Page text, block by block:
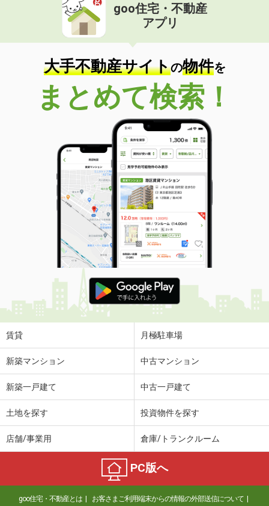
goo住宅・不動産
アプリ
大手不動産サイトの物件を
まとめて検索！
賃貸 月極駐車場
新築マンション 中古マンション
新築一戸建て 中古一戸建て
土地を探す 投資物件を探す
店舗/事業用 倉庫/トランクルーム
PC版へ
goo住宅・不動産とは お客さまご利用端末からの情報の外部送信について